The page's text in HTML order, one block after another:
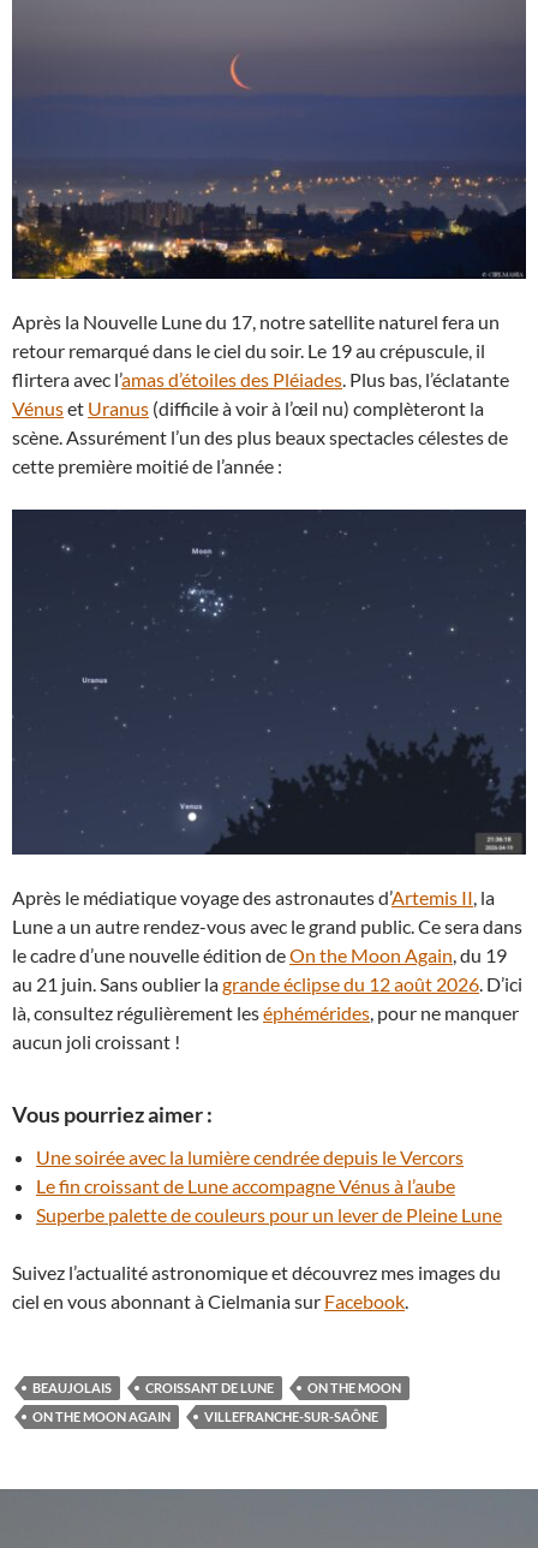
Après la Nouvelle Lune du 17, notre satellite naturel fera un
retour remarqué dans le ciel du soir. Le 19 au crépuscule, il
flirtera avec l’amas d’étoiles des Pléiades. Plus bas, l’éclatante
Vénuset Uranus (difficile à voir à l’œil nu) complèteront la
scène. Assurément l’un des plus beaux spectacles célestes de
cette première moitié de l’année :
Après le médiatique voyage des astronautes d’Artemis II , la
Lune a un autre rendez-vous avec le grand public. Ce sera dans
le cadre d’une nouvelle édition deOn the Moon Again , du 19
au 21 juin. Sans oublier lagrande éclipse du 12 août 2026 . D’ici
là, consultez régulièrement leséphémérides , pour ne manquer
aucun joli croissant !
Vous pourriez aimer :
Une soirée avec la lumière cendrée depuis le Vercors
Le fin croissant de Lune accompagne Vénus à l’aube
Superbe palette de couleurs pour un lever de Pleine Lune
Suivez l’actualité astronomique et découvrez mes images du
ciel en vous abonnant à Cielmania sur Facebook
BEAUJOLAIS CROISSANT DE LUNE
ON THE MOON
ON THE MOON AGAIN
VILLEFRANCHE-SUR-SAÔNE